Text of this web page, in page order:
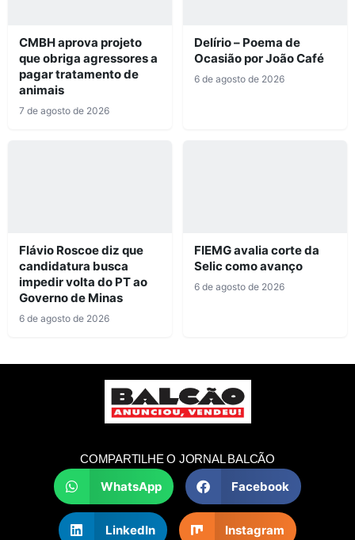
CMBH aprova projeto
que obriga agressores a
pagar tratamento de
animais
7 de agosto de 2026
Delírio – Poema de
Ocasião por João Café
6 de agosto de 2026
Flávio Roscoe diz que
candidatura busca
impedir volta do PT ao
Governo de Minas
6 de agosto de 2026
FIEMG avalia corte da
Selic como avanço
6 de agosto de 2026
COMPARTILHE O JORNAL BALCÃO
WhatsApp Facebook
LinkedIn Instagram